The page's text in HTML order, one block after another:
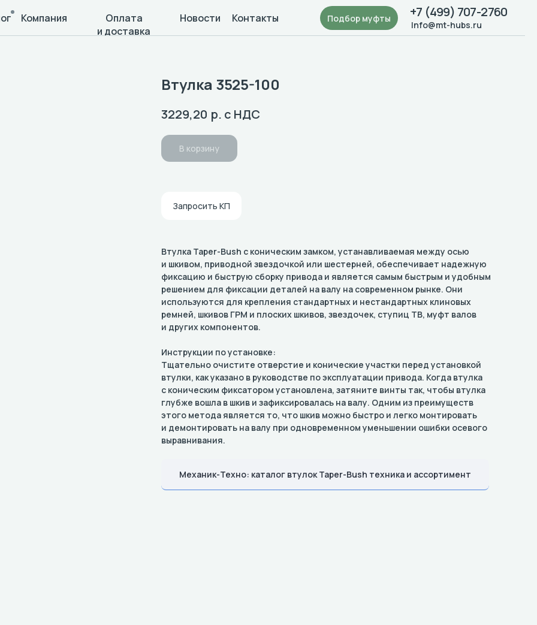
Компания
Оплата
и доставка
Новости Контакты +7 (499) 707-2760
Подбор муфты
Info@mt-hubs.ru
Втулка 3525-100
3229,20 р. с НДС
В корзину
Запросить КП
Втулка Taper-Bush с коническим замком, устанавливаемая между осью
и шкивом, приводной звездочкой или шестерней, обеспечивает надежную
фиксацию и быструю сборку привода и является самым быстрым и удобным
решением для фиксации деталей на валу на современном рынке. Они
используются для крепления стандартных и нестандартных клиновых
ремней, шкивов ГРМ и плоских шкивов, звездочек, ступиц TB, муфт валов
и других компонентов.
Инструкции по установке:
Тщательно очистите отверстие и конические участки перед установкой
втулки, как указано в руководстве по эксплуатации привода. Когда втулка
с коническим фиксатором установлена, затяните винты так, чтобы втулка
глубже вошла в шкив и зафиксировалась на валу. Одним из преимуществ
этого метода является то, что шкив можно быстро и легко монтировать
и демонтировать на валу при одновременном уменьшении ошибки осевого
выравнивания.
Механик-Техно: каталог втулок Taper-Bush техника и ассортимент